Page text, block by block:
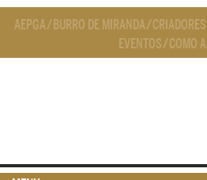
AEPGA/ BURRO DE MIRANDA/CRIADORES
EVENTOS/COMO